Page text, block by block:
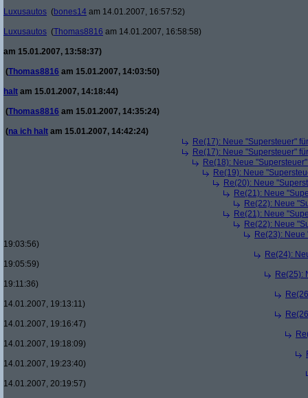
Luxusautos (bones14 am 14.01.2007, 16:57:52)
Luxusautos (Thomas8816 am 14.01.2007, 16:58:58)
am 15.01.2007, 13:58:37)
(Thomas8816 am 15.01.2007, 14:03:50)
halt am 15.01.2007, 14:18:44)
(Thomas8816 am 15.01.2007, 14:35:24)
(na ich halt am 15.01.2007, 14:42:24)
Re(17): Neue "Supersteuer"
Re(17): Neue "Supersteuer"
Re(18): Neue
Re(19): Neue
Re(20): Neue
Re(21): Neue
Re(22): Neue
Re(21): Neue
Re(22): Neue
Re(23):
19:03:56)
Re(24):
19:05:59)
Re(25):
19:11:36)
14.01.2007, 19:13:11)
14.01.2007, 19:16:47)
14.01.2007, 19:18:09)
14.01.2007, 19:23:40)
14.01.2007, 20:19:57)